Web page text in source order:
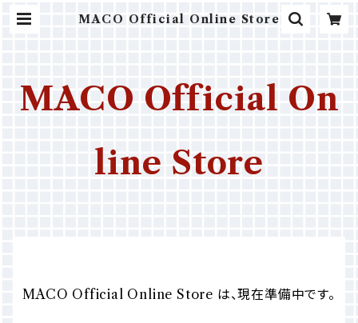
MACO Official Online Store
MACO Official On
line Store
MACO Official Online Store は、現在準備中です。